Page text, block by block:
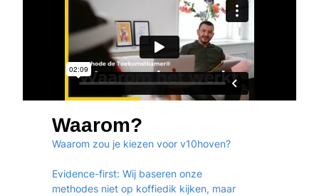
Waarom?
Waarom zou je kiezen voor v10hoven?
Evidence-first: Wij baseren onze
methodes niet op koffiedik kijken, maar